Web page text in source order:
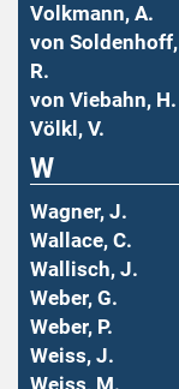
Volkmann, A.
von Soldenhoff,
R.
von Viebahn, H.
Völkl, V.
W
Wagner, J.
Wallace, C.
Wallisch, J.
Weber, G.
Weber, P.
Weiss, J.
Weiss, M.